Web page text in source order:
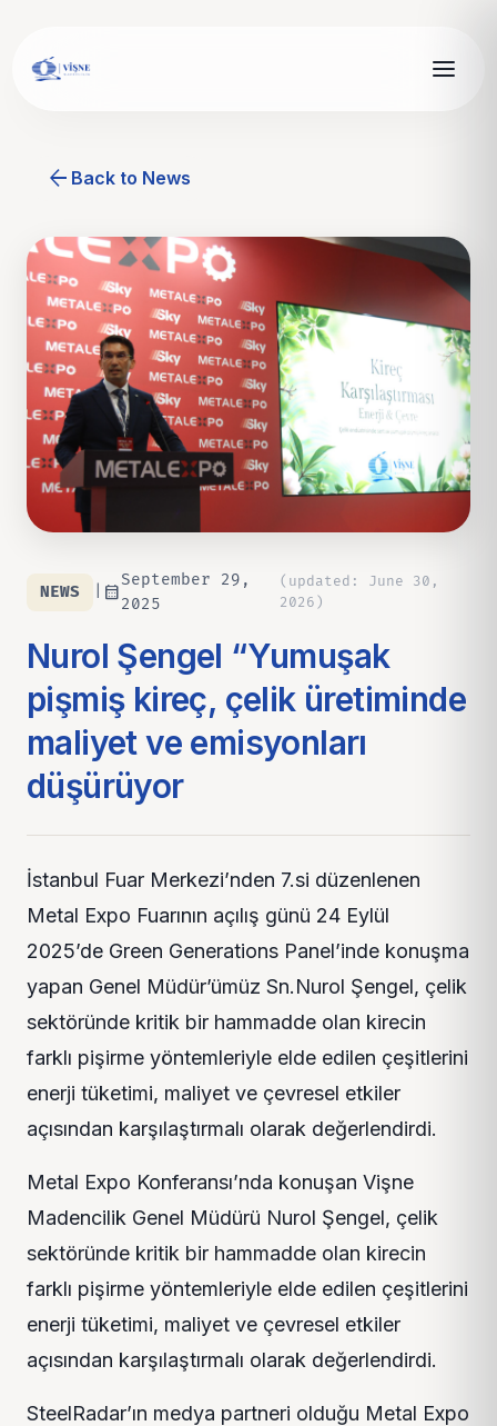
arrow_back Back to News
NEWS calendar_month
September 29,
2025
( updated : June 30,
2026 )
Nurol Şengel “Yumuşak
pişmiş kireç, çelik üretiminde
maliyet ve emisyonları
düşürüyor
İstanbul Fuar Merkezi’nden 7.si düzenlenen
Metal Expo Fuarının açılış günü 24 Eylül
2025’de Green Generations Panel’inde konuşma
yapan Genel Müdür’ümüz Sn.Nurol Şengel, çelik
sektöründe kritik bir hammadde olan kirecin
farklı pişirme yöntemleriyle elde edilen çeşitlerini
enerji tüketimi, maliyet ve çevresel etkiler
açısından karşılaştırmalı olarak değerlendirdi.
Metal Expo Konferansı’nda konuşan Vişne
Madencilik Genel Müdürü Nurol Şengel, çelik
sektöründe kritik bir hammadde olan kirecin
farklı pişirme yöntemleriyle elde edilen çeşitlerini
enerji tüketimi, maliyet ve çevresel etkiler
açısından karşılaştırmalı olarak değerlendirdi.
SteelRadar’ın medya partneri olduğu Metal Expo